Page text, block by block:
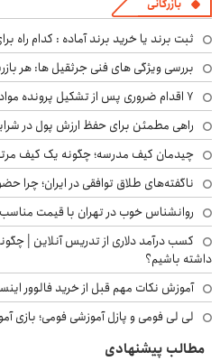
بازرگانی
ثبت برند یا خرید برند آماده : کدام
بررسی ویژگی های فنی جرثقیل ها: هر
۷ اقدام ضروری پس از تشکیل پرونده مواد مخدر؛ راهنمای خانواده‌ها
راهی مطمئن برای حفظ ارزش پول در
چیدمان کیف مدرسه؛ چگونه یک کیف
ناگفته‌های طلاق توافقی در ایران؛
روانشناس خوب در تهران با قیمت مناسب
کسب درآمد دلاری از تدریس آنلاین |
داشته باشیم؟
آموزش نکات مهم قبل از خرید فالوور
لی لی فومی و پازل آموزشی فومی؛ بازی
مطالب پیشنهادی